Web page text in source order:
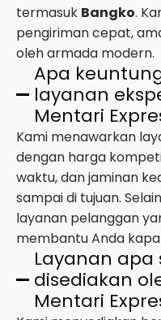
termasuk Bangko.
pengiriman cepat,
oleh armada modern.
Apa
layanan
Mentari
Kami menawarkan
dengan harga
waktu, dan jaminan
sampai di tujuan.
layanan pelanggan
membantu Anda
Layanan apa
disediakan
Mentari